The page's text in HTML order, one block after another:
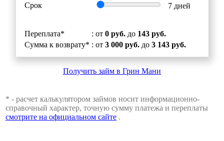
Срок 7дней
Переплата* : от 0 руб.до 143 руб.
Сумма к возврату* : от 3 000 руб.до 3 143 руб.
Получить займ в Грин Мани
* - расчет калькулятором займов носит информационно-
справочный характер, точную сумму платежа и переплаты
смотрите на официальном сайте .